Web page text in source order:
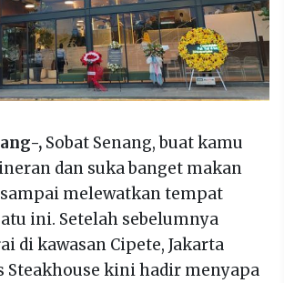
, Sobat Senang, buat kamu
dan suka banget makan
melewatkan tempat
ini. Setelah sebelumnya
di kawasan Cipete, Jakarta
Steakhouse kini hadir menyapa